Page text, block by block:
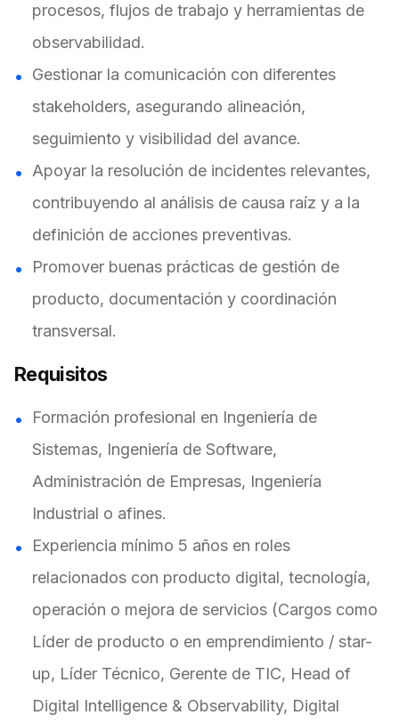
procesos, flujos de trabajo y herramientas de
observabilidad.
Gestionar la comunicación con diferentes
stakeholders, asegurando alineación,
seguimiento y visibilidad del avance.
Apoyar la resolución de incidentes relevantes,
contribuyendo al análisis de causa raíz y a la
definición de acciones preventivas.
Promover buenas prácticas de gestión de
producto, documentación y coordinación
transversal.
Requisitos
Formación profesional en Ingeniería de
Sistemas, Ingeniería de Software,
Administración de Empresas, Ingeniería
Industrial o afines.
Experiencia mínimo 5 años en roles
relacionados con producto digital, tecnología,
operación o mejora de servicios (Cargos como
Líder de producto o en emprendimiento / star-
up, Líder Técnico, Gerente de TIC, Head of
Digital Intelligence & Observability, Digital